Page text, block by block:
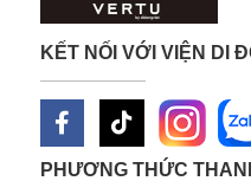
KẾT NỐI VỚI VIỆN DI
PHƯƠNG THỨC